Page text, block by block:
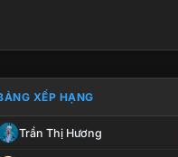
CHẾ TÀI XỬ LÝ VI PHẠM
XẾP HẠNG
Trần Thị Hương